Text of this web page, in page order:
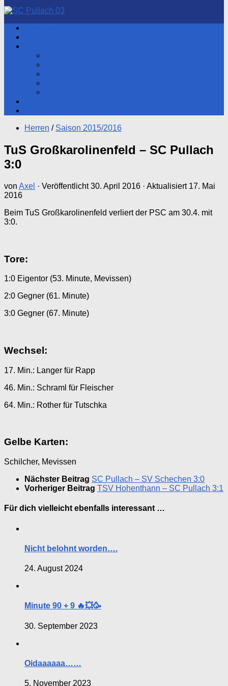
Herren / Saison 2015/2016
TuS Großkarolinenfeld – SC Pullach
3:0
von Axel · Veröffentlicht30. April 2016 · Aktualisiert 17. Mai
2016
Beim TuS Großkarolinenfeld verliert der PSC am 30.4. mit
3:0.
Tore:
1:0 Eigentor (53. Minute, Mevissen)
2:0 Gegner (61. Minute)
3:0 Gegner (67. Minute)
Wechsel:
17. Min.: Langer für Rapp
46. Min.: Schraml für Fleischer
64. Min.: Rother für Tutschka
Gelbe Karten:
Schilcher, Mevissen
Nächster Beitrag SC Pullach – SV Schechen 3:0
Vorheriger Beitrag TSV Hohenthann – SC Pullach 3:1
Für dich vielleicht ebenfalls interessant …
Nicht belohnt worden….
24. August 2024
Minute 90 + 9 🔥💥🥳
30. September 2023
Oidaaaaaa……
5. November 2023